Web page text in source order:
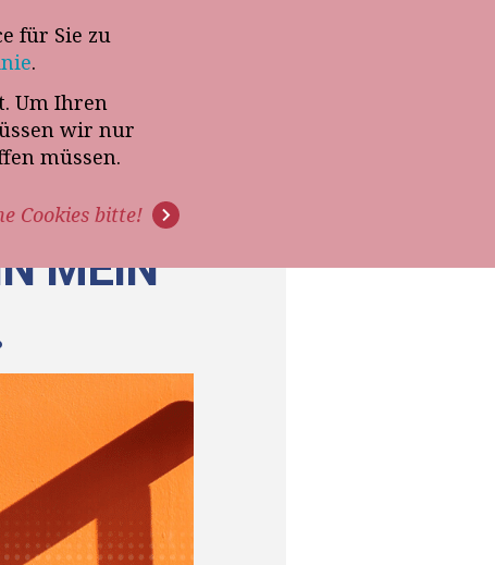
für Sie zu
.
Um Ihren
wir nur
müssen.
Cookies bitte!
Termin mit Thomas Witt
PODCAST
MEIN